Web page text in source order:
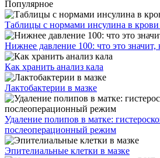
Популярное
Таблицы с нормами инсулина в крови
Нижнее давление 100: что это значит,
Как хранить анализ кала
Лактобактерии в мазке
Удаление полипов в матке:
послеоперационный режим
Эпителиальные клетки в мазке